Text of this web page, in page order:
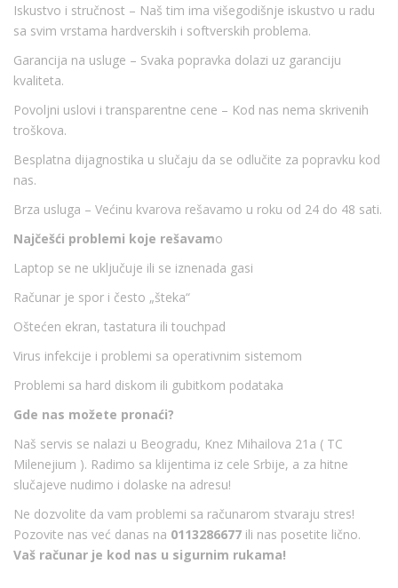
Iskustvo i stručnost – Naš tim ima višegodišnje iskustvo u radu
sa svim vrstama hardverskih i softverskih problema.
Garancija na usluge – Svaka popravka dolazi uz garanciju
kvaliteta.
Povoljni uslovi i transparentne cene – Kod nas nema skrivenih
troškova.
Besplatna dijagnostika u slučaju da se odlučite za popravku kod
nas.
Brza usluga – Većinu kvarova rešavamo u roku od 24 do 48 sati.
Najčešći problemi koje rešavamo
Laptop se ne uključuje ili se iznenada gasi
Računar je spor i često „šteka“
Oštećen ekran, tastatura ili touchpad
Virus infekcije i problemi sa operativnim sistemom
Problemi sa hard diskom ili gubitkom podataka
Gde nas možete pronaći?
Naš servis se nalazi u Beogradu, Knez Mihailova 21a ( TC
Milenejium ). Radimo sa klijentima iz cele Srbije, a za hitne
slučajeve nudimo i dolaske na adresu!
Ne dozvolite da vam problemi sa računarom stvaraju stres!
Pozovite nas već danas na 0113286677 ili nas posetite lično.
Vaš računar je kod nas u sigurnim rukama!